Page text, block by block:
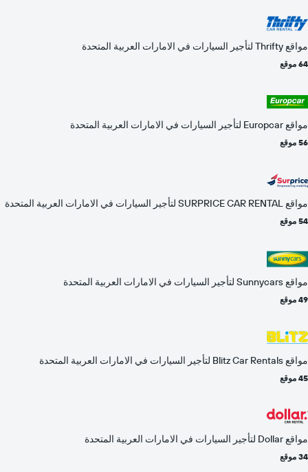
مواقع Thrifty لتأجير السيارات في الامارات العربية المتحدة
64 موقع
مواقع Europcar لتأجير السيارات في الامارات العربية المتحدة
56 موقع
مواقع SURPRICE CAR RENTAL لتأجير السيارات في الامارات العربية المتحدة
54 موقع
مواقع Sunnycars لتأجير السيارات في الامارات العربية المتحدة
49 موقع
مواقع Blitz Car Rentals لتأجير السيارات في الامارات العربية المتحدة
45 موقع
مواقع Dollar لتأجير السيارات في الامارات العربية المتحدة
34 موقع